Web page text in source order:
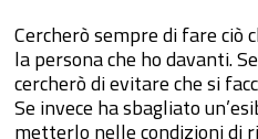
Cercherò sempre di fare ciò
la persona che ho davanti.
cercherò di evitare che si
Se invece ha sbagliato
metterlo nelle condizioni di